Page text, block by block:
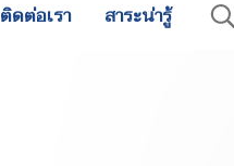
ติดต่อเรา สาระน่ารู้